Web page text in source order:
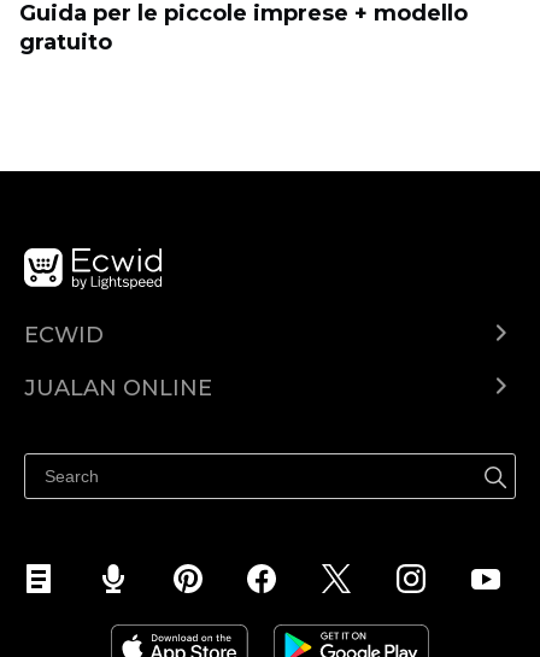
Guida per le piccole imprese + modello
gratuito
ECWID
Pusat Bantuan
JUALAN ONLINE
Jualan di Facebook